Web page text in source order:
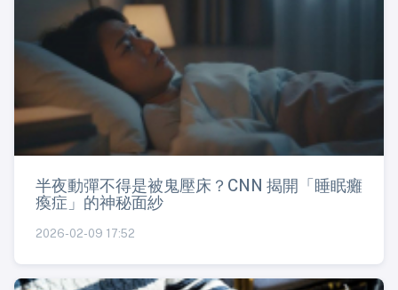
半夜動彈不得是被鬼壓床？CNN 揭開「睡眠癱
瘓症」的神秘面紗
2026-02-09 17:52